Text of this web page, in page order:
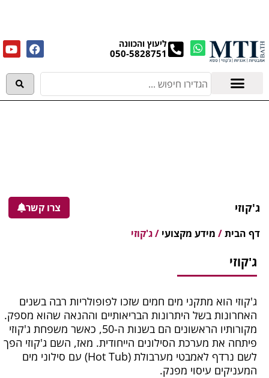
ליעוץ והכוונה
050-5828751
ג'קוזי
צרו קשר
דף הבית/מידע מקצועי/ג'קוזי
ג'קוזי
ג'קוזי הוא מתקני מים חמים שזכו לפופולריות רבה בשנים
האחרונות בשל היתרונות הבריאותיים וההנאה שהוא מספק.
מקורותיו הראשונים הם בשנות ה-50, כאשר משפחת ג'קוזי
פיתחה את מערכת הסילונים הייחודית. מאז, השם ג'קוזי הפך
לשם נרדף לאמבטי מערבולת (Hot Tub) עם סילוני מים
המעניקים עיסוי מפנק.